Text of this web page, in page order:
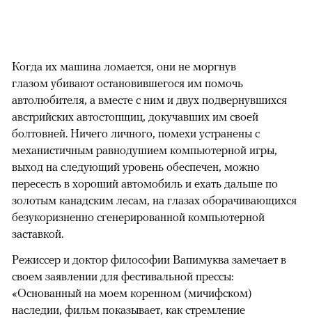
Когда их машина ломается, они не моргнув
глазом убивают остановившегося им помочь
автолюбителя, а вместе с ним и двух подвернувшихся
австрийских автостопщиц, докучавших им своей
болтовней. Ничего личного, помехи устранены с
механистичным равнодушием компьютерной игры,
выход на следующий уровень обеспечен, можно
пересесть в хороший автомобиль и ехать дальше по
золотым канадским лесам, на глазах оборачивающихся
безукоризненно сгенерированной компьютерной
заставкой.
Режиссер и доктор философии Вапимуква замечает в
своем заявлении для фестивальной прессы:
«Основанный на моем коренном (мичифском)
наследии, фильм показывает, как стремление